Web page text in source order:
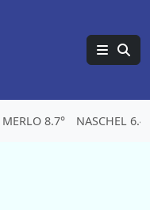
MERLO 8.7° NASCHEL 6.4°